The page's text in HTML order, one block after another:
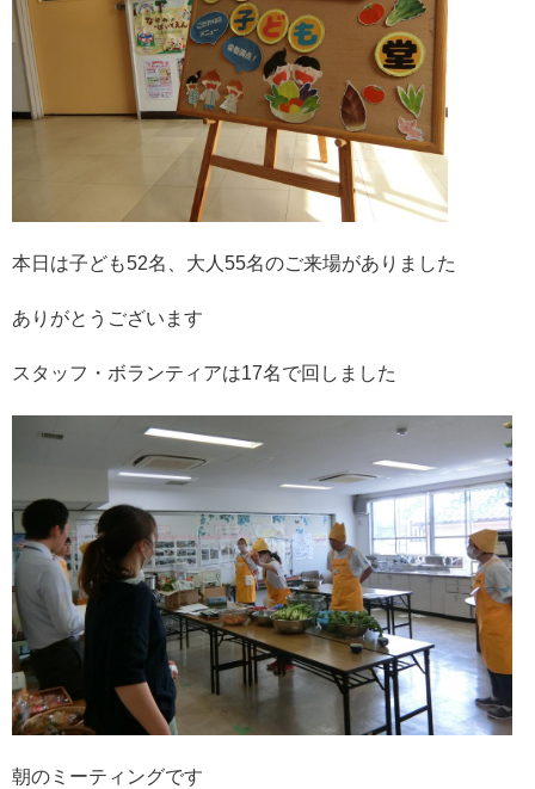
本日は子ども52名、大人55名のご来場がありました
ありがとうございます
スタッフ・ボランティアは17名で回しました
朝のミーティングです